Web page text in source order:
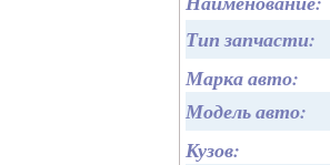
Тип запчасти:
Марка авто:
Модель авто:
Кузов: